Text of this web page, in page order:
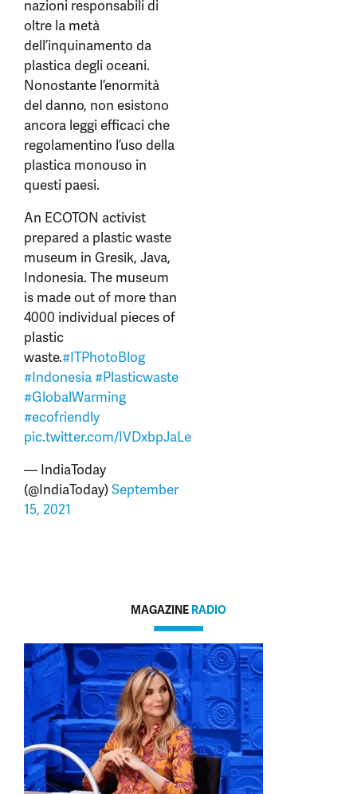
nazioni responsabili di
oltre la metà
dell’inquinamento da
plastica degli oceani.
Nonostante l’enormità
del danno, non esistono
ancora leggi efficaci che
regolamentino l’uso della
plastica monouso in
questi paesi.
An ECOTON activist
prepared a plastic waste
museum in Gresik, Java,
Indonesia. The museum
is made out of more than
4000 individual pieces of
plastic
waste.#ITPhotoBlog
#Indonesia#Plasticwaste
#GlobalWarming
#ecofriendly
pic.twitter.com/IVDxbpJaLe
— IndiaToday
(@IndiaToday)September
15, 2021
MAGAZINE RADIO